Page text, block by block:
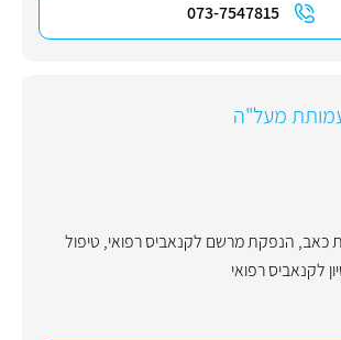
073-7547815
מעל"ה
כאב, הנפקת מרשם לקנאביס רפואי, טיפול
לקנאביס רפואי